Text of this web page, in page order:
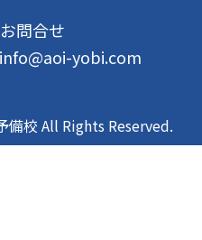
問合せ
yobi.com
校 All Rights Reserved.